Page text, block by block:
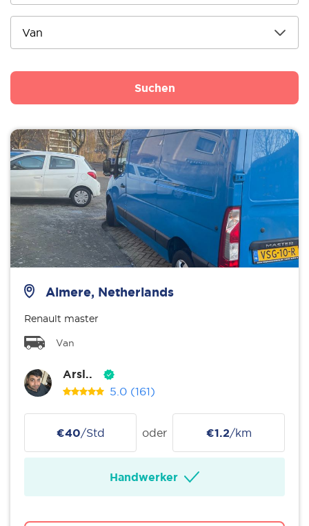
Suchen
Almere, Netherlands
Renault master
Van
Arsl..
5.0 (161)
€40/Std oder €1.2/km
Handwerker